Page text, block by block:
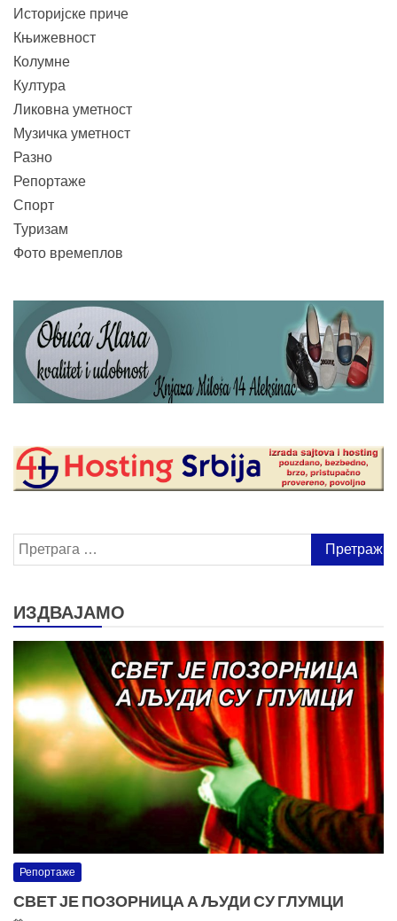
Историјске приче
Књижевност
Колумне
Култура
Ликовна уметност
Музичка уметност
Разно
Репортаже
Спорт
Туризам
Фото времеплов
Претрага
за:
ИЗДВАЈАМО
Репортаже
СВЕТ ЈЕ ПОЗОРНИЦА А ЉУДИ СУ ГЛУМЦИ